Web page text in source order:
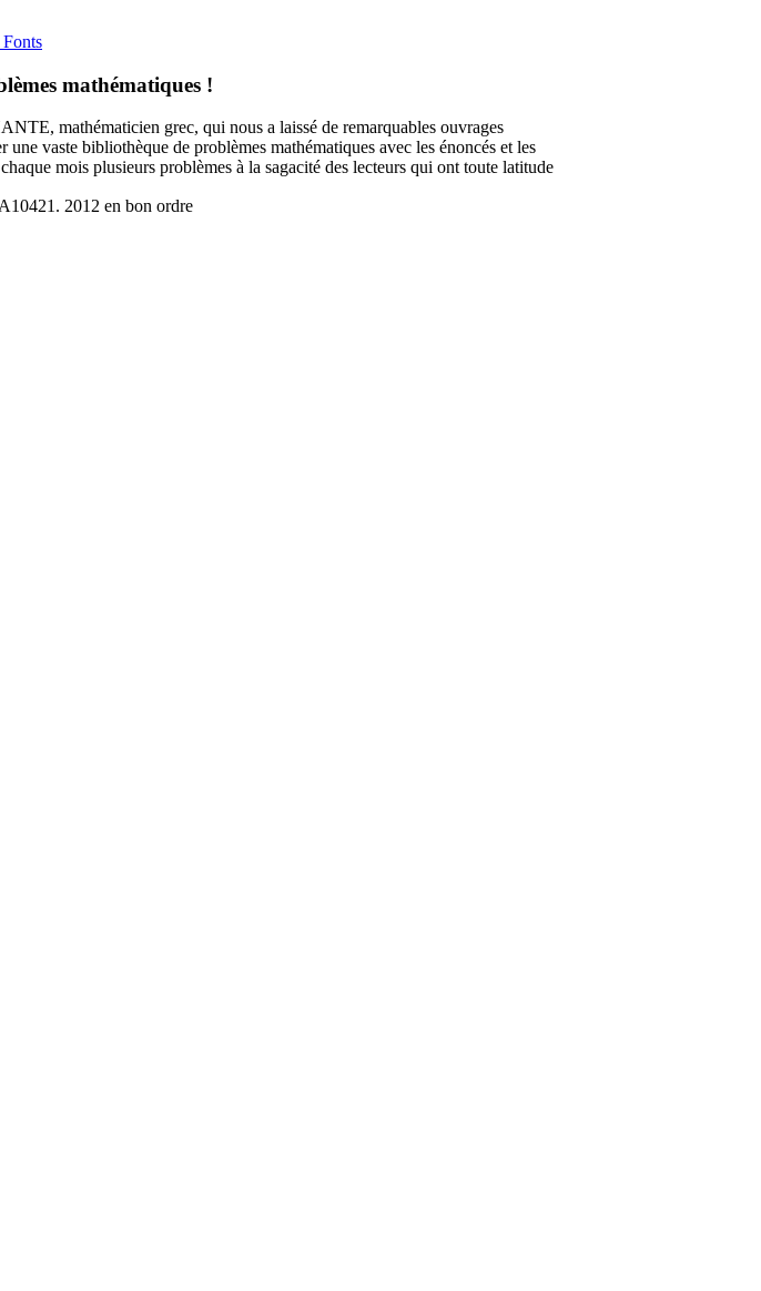
mathématiques !
mathématicien grec, qui nous a laissé de remarquables ouvrages
vaste bibliothèque de problèmes mathématiques avec les énoncés et les
mois plusieurs problèmes à la sagacité des lecteurs qui ont toute latitude
2012 en bon ordre